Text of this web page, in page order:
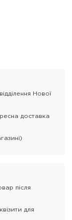
Нової
доставка
після
для